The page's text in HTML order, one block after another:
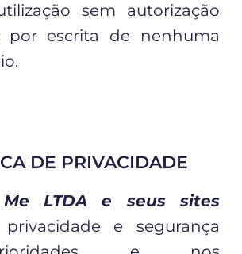
sem autorização
por escrita de nenhuma
DE PRIVACIDADE
Me LTDA e seus sites
e segurança